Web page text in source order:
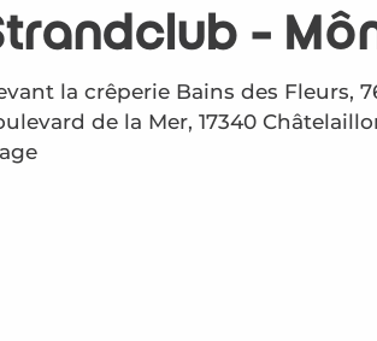
-
la crêperie Bains des Fleurs,
de la Mer, 17340